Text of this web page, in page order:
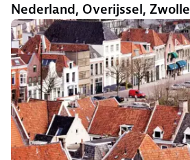
Nederland, Overijssel, Zwolle